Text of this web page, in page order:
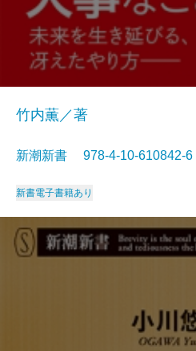
竹内薫／著
新潮新書 978-4-10-
新書電子書籍あり